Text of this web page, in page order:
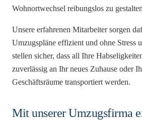
Wohnortwechsel reibungslos zu
Unsere erfahrenen Mitarbeiter sorgen
Umzugspläne effizient und ohne Stress
stellen sicher, dass all Ihre
zuverlässig an Ihr neues Zuhause oder
Geschäftsräume transportiert werden.
Mit unserer Umzugsfirma